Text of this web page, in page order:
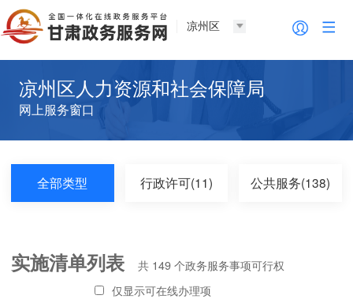
凉州区
凉州区人力资源和社会保障局
网上服务窗口
全部类型 行政许可(11) 公共服务(138)
实施清单列表 共 149 个政务服务事项可行权
仅显示可在线办理项